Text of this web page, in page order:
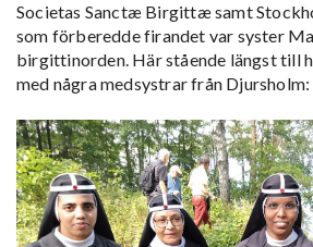
Societas Sanctæ Birgittæ samt
som förberedde firandet var syster
birgittinorden. Här stående längst till
med några medsystrar från Djursholm: